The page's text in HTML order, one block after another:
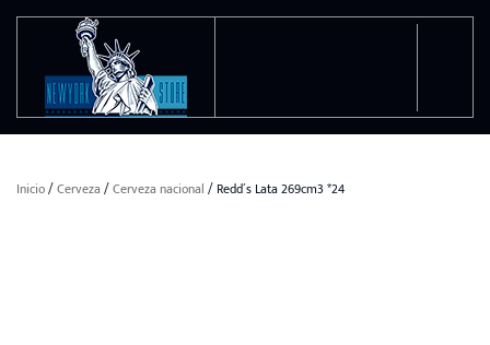
Ir al contenido principal
Inicio/Cerveza /Cerveza nacional / Redd´s Lata 269cm3 *24